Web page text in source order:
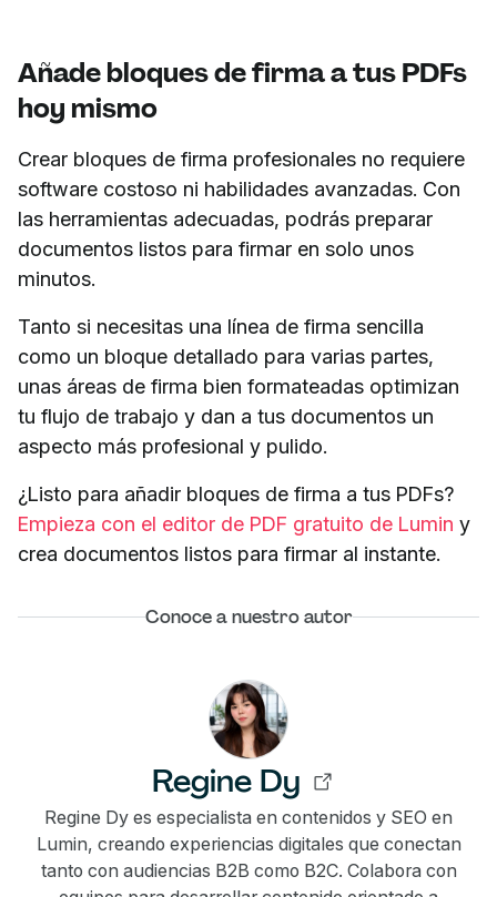
Añade bloques de firma a tus PDFs
hoy mismo
Crear bloques de firma profesionales no requiere
software costoso ni habilidades avanzadas. Con
las herramientas adecuadas, podrás preparar
documentos listos para firmar en solo unos
minutos.
Tanto si necesitas una línea de firma sencilla
como un bloque detallado para varias partes,
unas áreas de firma bien formateadas optimizan
tu flujo de trabajo y dan a tus documentos un
aspecto más profesional y pulido.
¿Listo para añadir bloques de firma a tus PDFs?
Empieza con el editor de PDF gratuito de Lumin y
crea documentos listos para firmar al instante.
Conoce a nuestro autor
Regine Dy
Regine Dy es especialista en contenidos y SEO en
Lumin, creando experiencias digitales que conectan
tanto con audiencias B2B como B2C. Colabora con